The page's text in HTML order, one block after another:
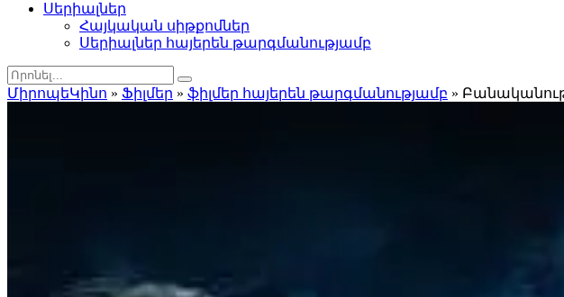
Սերիալներ
Հայկական սիթքոմներ
Սերիալներ հայերեն թարգմանությամբ
ՄիրոպեԿինո » Ֆիլմեր » ֆիլմեր հայերեն թարգմանությամբ »